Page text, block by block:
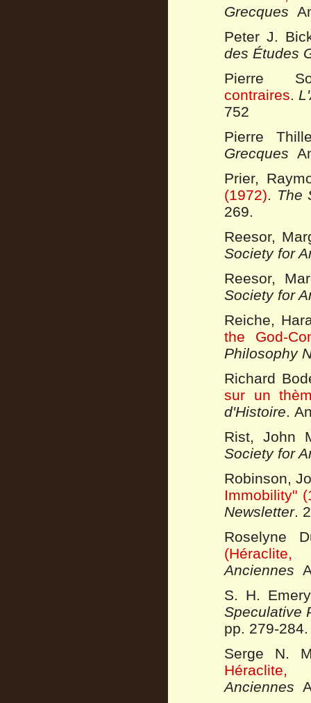
Grecques
Peter J.
des Études
Pierre
contraires.
752
Pierre
Grecques
Prier,
(1972). The
269.
Reesor,
Society for
Reesor,
Society for
Reiche,
the God-
Philosophy
Richard
sur un
d'Histoire.
Rist, John
Society for
Robinson,
Immobility"
Newsletter.
Roselyne
Anciennes
S. H.
Speculative
pp. 279-284.
Serge N.
Anciennes